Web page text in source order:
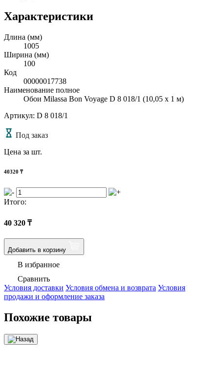
Характеристики
Длина (мм)
1005
Ширина (мм)
100
Код
00000017738
Наименование полное
Обои Milassa Bon Voyage D 8 018/1 (10,05 х 1 м)
Артикул: D 8 018/1
Под заказ
Цена за шт.
40320 ₸
Итого:
40 320 ₸
Добавить в корзину
В избранное
Сравнить
Условия доставки Условия обмена и возврата Условия
продажи и оформление заказа
Похожие товары